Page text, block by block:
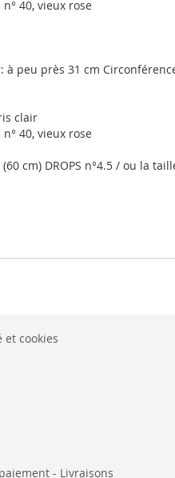
40, vieux rose
à peu près 31 cm
clair
40, vieux rose
(60 cm) DROPS n°4.5 / ou la
cookies
- Livraisons